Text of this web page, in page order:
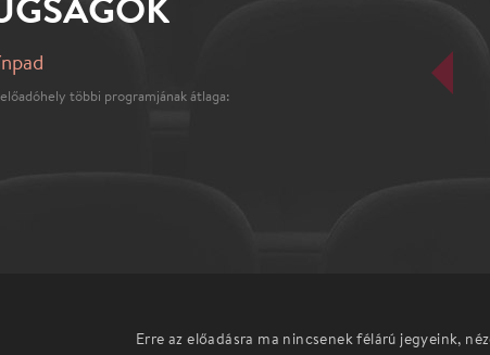
többi programjának átlaga:
Erre az előadásra ma nincsenek félárú jegyeink,